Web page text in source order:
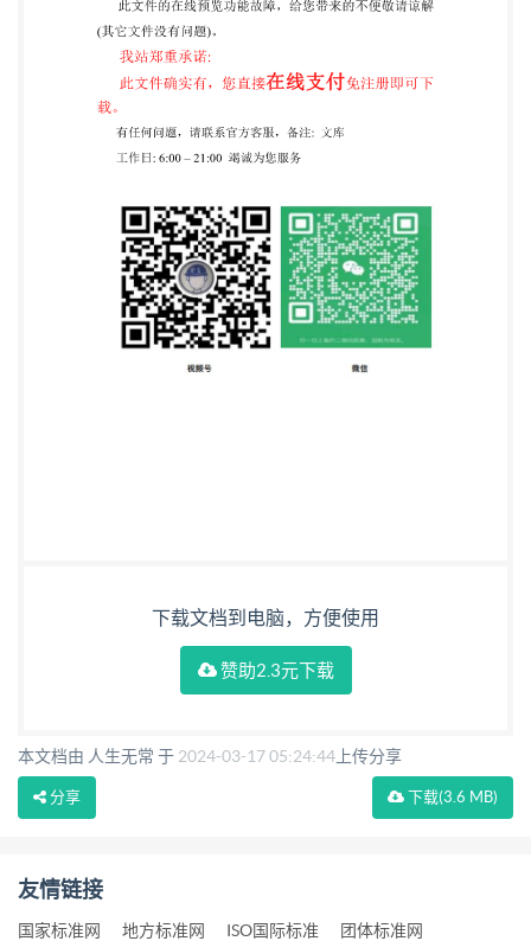
下载文档到电脑，方便使用
赞助2.3元下载
本文档由 人生无常 于 2024-03-17 05:24:44 上传分享
下载(3.6 MB)
分享
友情链接
国家标准网 地方标准网 ISO国际标准 团体标准网